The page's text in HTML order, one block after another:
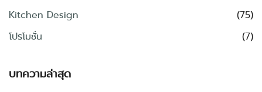
Kitchen Design
(75)
โปรโมชั่น
(7)
บทความล่าสุด